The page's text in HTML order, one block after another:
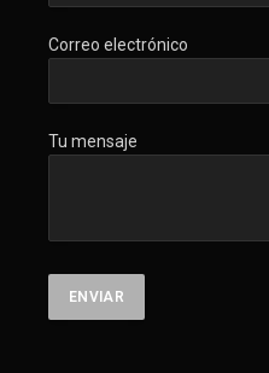
Correo electrónico
Tu mensaje